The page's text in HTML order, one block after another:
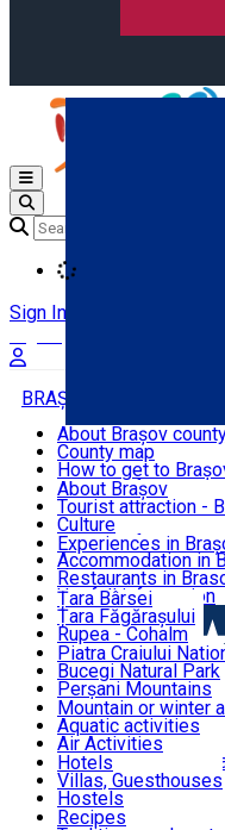
Română
Open main menu
Sign In
BRAȘOV COUNTY
BRAȘOV
EXPERIENCES
DESTINATIONS
NATURE
ACTIVE TOURISM
ACCOMMODATION
CULTURAL HERITAGE
About Brașov
County map
How to get to
Tourist Information
Tourist Guides
Brașov Tourism
Historical tourist
What would a local
Tourism news
Restaurants
About Brașov
Tourist attraction -
Culture
Tourist Information
Accommodation in
Restaurants in
Usefull information
Experiences in
Țara Bârsei
Țara Făgărașului
Rupea - Cohalm
ECO Destinations
Piatra Craiului
Bucegi Natural Park
Perșani Mountains
Făgăraș Mountains
Postăvarul Peak
Măgura Codlei
Ciucaș Mountains
Protected areas
Other natural
Speoturism
Mountain or winter
Aquatic activities
Air Activities
Adventure,
Cycling, Running
Other activities
Hotels
Villas, Guesthouses
Hostels
Cottages
Recipes